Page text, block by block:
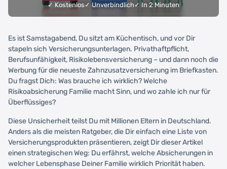
✓ Kostenlos ✓ Unverbindlich ✓ In 2 Minuten
Es ist Samstagabend, Du sitzt am Küchentisch, und vor Dir
stapeln sich Versicherungsunterlagen. Privathaftpflicht,
Berufsunfähigkeit, Risikolebensversicherung – und dann noch die
Werbung für die neueste Zahnzusatzversicherung im Briefkasten.
Du fragst Dich: Was brauche ich wirklich? Welche
Risikoabsicherung Familie macht Sinn, und wo zahle ich nur für
Überflüssiges?
Diese Unsicherheit teilst Du mit Millionen Eltern in Deutschland.
Anders als die meisten Ratgeber, die Dir einfach eine Liste von
Versicherungsprodukten präsentieren, zeigt Dir dieser Artikel
einen strategischen Weg: Du erfährst, welche Absicherungen in
welcher Lebensphase Deiner Familie wirklich Priorität haben.